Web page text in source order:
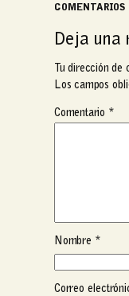
COMENTARIOS
Deja una
Tu dirección de
Los campos
Comentario *
Nombre *
Correo